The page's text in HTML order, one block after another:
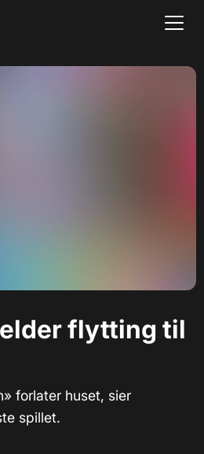
flytting til
forlater huset, sier
spillet.